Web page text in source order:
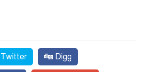
Twitter Digg